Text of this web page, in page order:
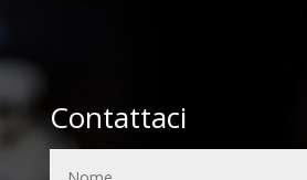
Contattaci